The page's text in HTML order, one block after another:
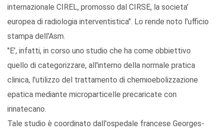
internazionale CIREL, promosso dal CIRSE, la societa'
europea di radiologia interventistica". Lo rende noto l'ufficio
stampa dell'Asm.
"E’, infatti, in corso uno studio che ha come obbiettivo
quello di categorizzare, all'interno della normale pratica
clinica, l'utilizzo del trattamento di chemioebolizzazione
epatica mediante microparticelle precaricate con
irinatecano.
Tale studio è coordinato dall'ospedale francese Georges-